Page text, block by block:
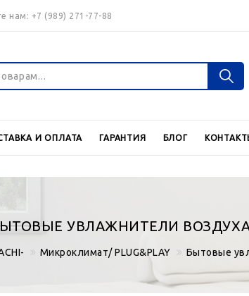
нам: +7 (989) 271-77-88
И ОПЛАТА ГАРАНТИЯ БЛОГ
УВЛАЖНИТЕЛИ
Микроклимат/ PLUG&PLAY Бытовые